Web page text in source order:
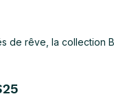
rêve, la collection